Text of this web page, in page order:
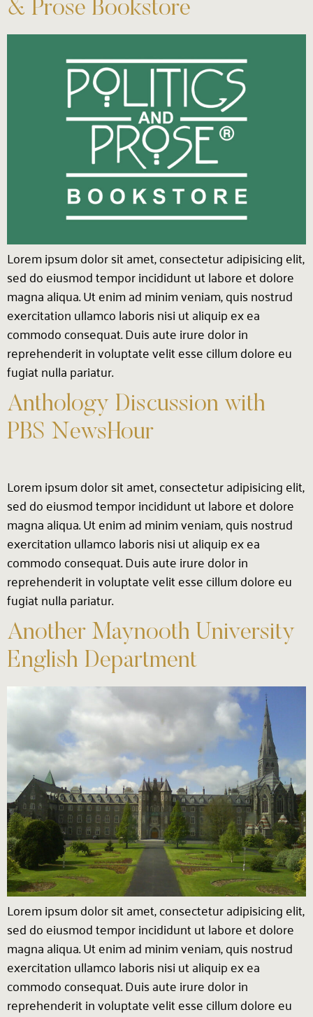
& Prose Bookstore
Lorem ipsum dolor sit amet, consectetur adipisicing elit,
sed do eiusmod tempor incididunt ut labore et dolore
magna aliqua. Ut enim ad minim veniam, quis nostrud
exercitation ullamco laboris nisi ut aliquip ex ea
commodo consequat. Duis aute irure dolor in
reprehenderit in voluptate velit esse cillum dolore eu
fugiat nulla pariatur.
Anthology Discussion with
PBS NewsHour
Lorem ipsum dolor sit amet, consectetur adipisicing elit,
sed do eiusmod tempor incididunt ut labore et dolore
magna aliqua. Ut enim ad minim veniam, quis nostrud
exercitation ullamco laboris nisi ut aliquip ex ea
commodo consequat. Duis aute irure dolor in
reprehenderit in voluptate velit esse cillum dolore eu
fugiat nulla pariatur.
Another Maynooth University
English Department
Lorem ipsum dolor sit amet, consectetur adipisicing elit,
sed do eiusmod tempor incididunt ut labore et dolore
magna aliqua. Ut enim ad minim veniam, quis nostrud
exercitation ullamco laboris nisi ut aliquip ex ea
commodo consequat. Duis aute irure dolor in
reprehenderit in voluptate velit esse cillum dolore eu